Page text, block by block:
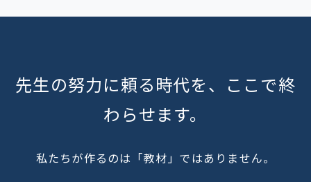
先生の努力に頼る時代を、ここで終
わらせます。
私たちが作るのは「教材」ではありません。